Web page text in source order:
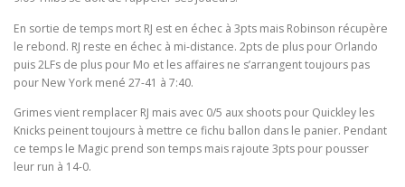
En sortie de temps mort RJ est en échec à 3pts mais Robinson récupère
le rebond. RJ reste en échec à mi-distance. 2pts de plus pour Orlando
puis 2LFs de plus pour Mo et les affaires ne s’arrangent toujours pas
pour New York mené 27-41 à 7:40.
Grimes vient remplacer RJ mais avec 0/5 aux shoots pour Quickley les
Knicks peinent toujours à mettre ce fichu ballon dans le panier. Pendant
ce temps le Magic prend son temps mais rajoute 3pts pour pousser
leur run à 14-0.